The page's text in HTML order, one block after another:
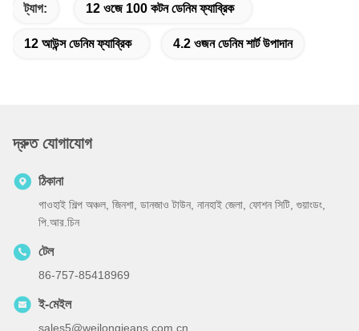
ট্যাগ: 12 ওজে 100 কটন ডেনিম ফ্যাব্রিক
12 আউন্স ডেনিম ফ্যাব্রিক 4.2 ওজন ডেনিম শার্ট উপাদান
দ্রুত যোগাযোগ
ঠিকানা
গাওহাই শিল্প অঞ্চল, জিনশা, ডানজাও টাউন, নানহাই জেলা, ফোশন সিটি, গুয়াংডং,
পি.আর.চিন
টেল
86-757-85418969
ই-মেইল
sales5@weilongjeans.com.cn